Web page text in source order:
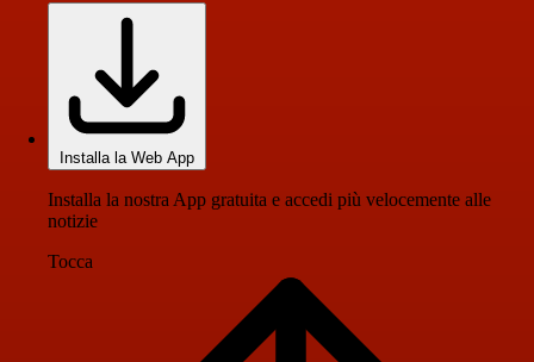
Installa la Web App
Installa la nostra App gratuita e accedi più velocemente alle
notizie
Tocca